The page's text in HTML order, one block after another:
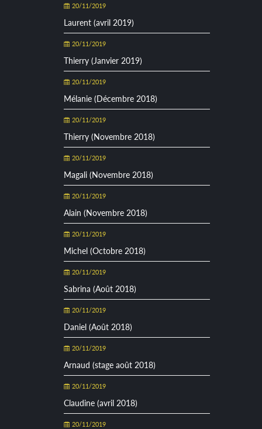
20/11/2019
Laurent (avril 2019)
20/11/2019
Thierry (Janvier 2019)
20/11/2019
Mélanie (Décembre 2018)
20/11/2019
Thierry (Novembre 2018)
20/11/2019
Magali (Novembre 2018)
20/11/2019
Alain (Novembre 2018)
20/11/2019
Michel (Octobre 2018)
20/11/2019
Sabrina (Août 2018)
20/11/2019
Daniel (Août 2018)
20/11/2019
Arnaud (stage août 2018)
20/11/2019
Claudine (avril 2018)
20/11/2019